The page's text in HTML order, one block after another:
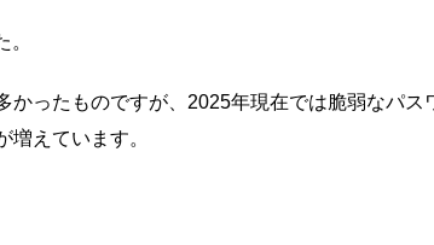
ったものですが、2025年現在では脆弱なパ
えています。